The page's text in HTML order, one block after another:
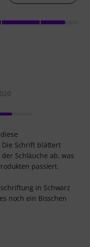
Die Schrift blättert
Schläuche ab, was
passiert.
in Schwarz
noch ein Bisschen